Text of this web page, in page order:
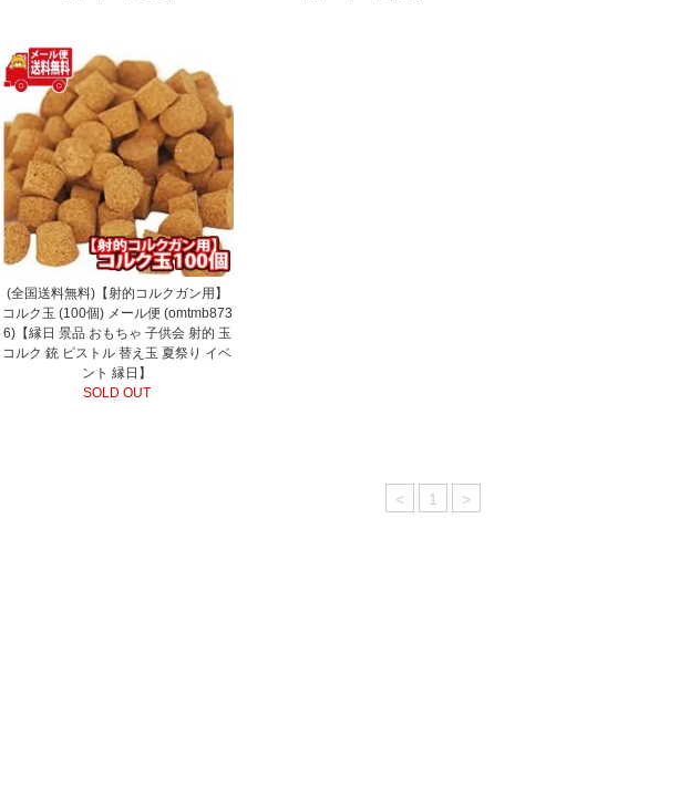
(全国送料無料)【射的コルクガン用】
コルク玉 (100個) メール便 (omtmb873
6)【縁日 景品 おもちゃ 子供会 射的 玉
コルク 銃 ピストル 替え玉 夏祭り イベ
ント 縁日】
SOLD OUT
< 1 >